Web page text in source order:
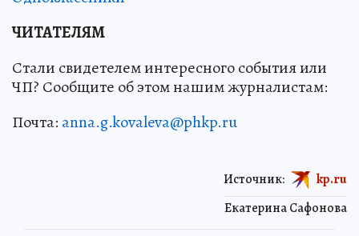
ЧИТАТЕЛЯМ
Стали свидетелем интересного события или
ЧП? Сообщите об этом нашим журналистам:
Почта: anna.g.kovaleva@phkp.ru
Екатерина Сафонова
Источник: kp.ru